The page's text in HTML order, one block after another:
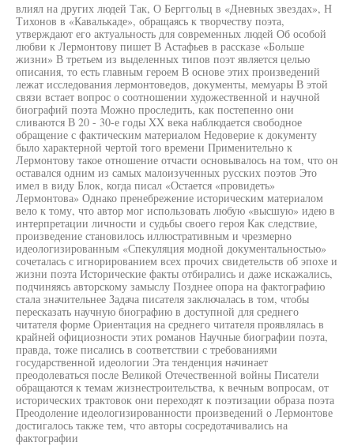
влиял на других людей Так, О Берггольц в «Дневных звездах», Н
Тихонов в «Кавалькаде», обращаясь к творчеству поэта,
утверждают его актуальность для современных людей Об особой
любви к Лермонтову пишет В Астафьев в рассказе «Больше
жизни» В третьем из выделенных типов поэт является целью
описания, то есть главным героем В основе этих произведений
лежат исследования лермонтоведов, документы, мемуары В этой
связи встает вопрос о соотношении художественной и научной
биографий поэта Можно проследить, как постепенно они
сливаются В 20 - 30-е годы XX века наблюдается свободное
обращение с фактическим материалом Недоверие к документу
было характерной чертой того времени Применительно к
Лермонтову такое отношение отчасти основывалось на том, что он
оставался одним из самых малоизученных русских поэтов Это
имел в виду Блок, когда писал «Остается «провидеть»
Лермонтова» Однако пренебрежение историческим материалом
вело к тому, что автор мог использовать любую «высшую» идею в
интерпретации личности и судьбы своего героя Как следствие,
произведение становилось иллюстративным и чрезмерно
идеологизированным «Спекуляция модной документальностью»
сочеталась с игнорированием всех прочих свидетельств об эпохе и
жизни поэта Исторические факты отбирались и даже искажались,
подчиняясь авторскому замыслу Позднее опора на фактографию
стала значительнее Задача писателя заключалась в том, чтобы
пересказать научную биографию в доступной для среднего
читателя форме Ориентация на среднего читателя проявлялась в
крайней официозности этих романов Научные биографии поэта,
правда, тоже писались в соответствии с требованиями
государственной идеологии Эта тенденция начинает
преодолеваться после Великой Отечественной войны Писатели
обращаются к темам жизнестроительства, к вечным вопросам, от
исторических трактовок они переходят к поэтизации образа поэта
Преодоление идеологизированности произведений о Лермонтове
достигалось также тем, что авторы сосредотачивались на
фактографии